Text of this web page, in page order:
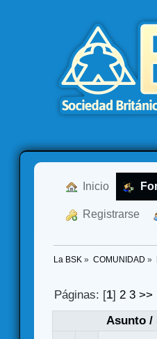
Inicio
Registrarse
La BSK » COMUNIDAD »
Páginas: [1]2 3 >>
Asunto/